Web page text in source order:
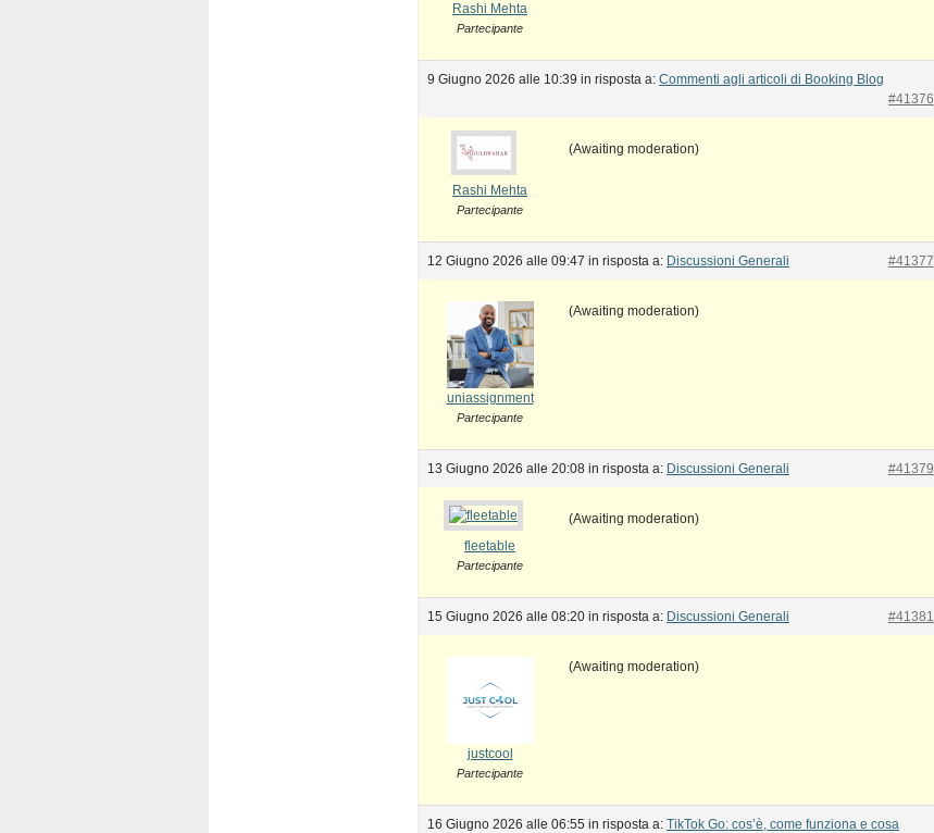
Rashi Mehta
Partecipante
9 Giugno 2026 alle 10:39 in risposta a: Commenti agli articoli di Booking Blog
#41376
Rashi Mehta
Partecipante
(Awaiting moderation)
12 Giugno 2026 alle 09:47 in risposta a: Discussioni Generali #41377
uniassignment
Partecipante
(Awaiting moderation)
13 Giugno 2026 alle 20:08 in risposta a: Discussioni Generali #41379
fleetable
Partecipante
(Awaiting moderation)
15 Giugno 2026 alle 08:20 in risposta a: Discussioni Generali #41381
justcool
Partecipante
(Awaiting moderation)
16 Giugno 2026 alle 06:55 in risposta a: TikTok Go: cos’è, come funziona e cosa